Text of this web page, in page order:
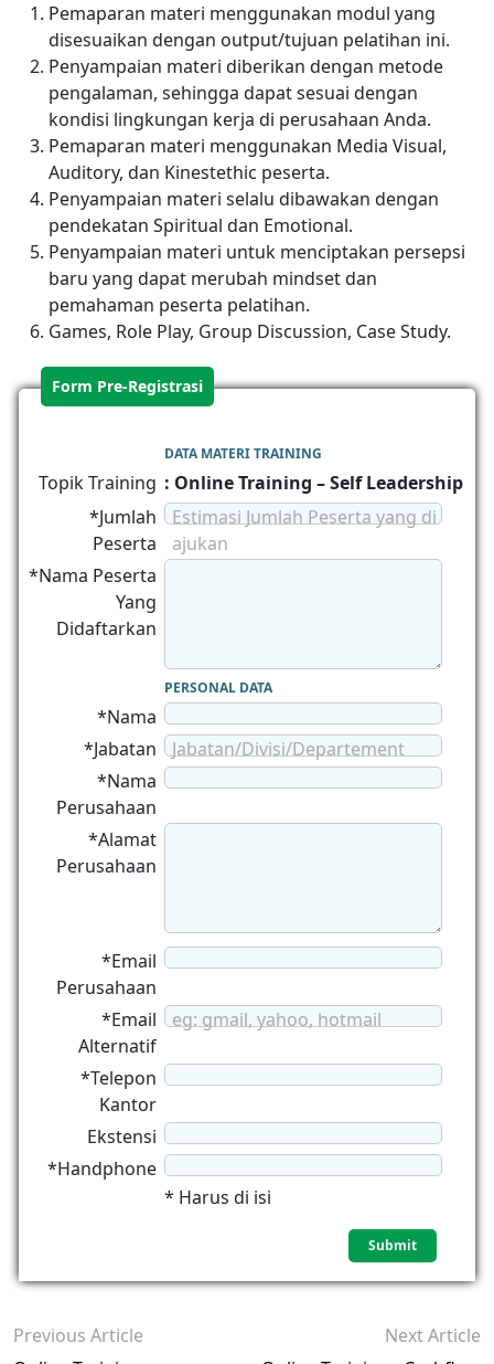
Pemaparan materi menggunakan modul yang
disesuaikan dengan output/tujuan pelatihan ini.
Penyampaian materi diberikan dengan metode
pengalaman, sehingga dapat sesuai dengan
kondisi lingkungan kerja di perusahaan Anda.
Pemaparan materi menggunakan Media Visual,
Auditory, dan Kinestethic peserta.
Penyampaian materi selalu dibawakan dengan
pendekatan Spiritual dan Emotional.
Penyampaian materi untuk menciptakan persepsi
baru yang dapat merubah mindset dan
pemahaman peserta pelatihan.
Games, Role Play, Group Discussion, Case Study.
Form Pre-Registrasi
DATA MATERI TRAINING
Topik Training : Online Training – Self Leadership
*Jumlah
Peserta
Estimasi Jumlah Peserta yang di
ajukan
*Nama Peserta
Yang
Didaftarkan
PERSONAL DATA
*Nama
*Jabatan
Jabatan/Divisi/Departement
*Nama
Perusahaan
*Alamat
Perusahaan
*Email
Perusahaan
*Email
Alternatif
eg: gmail, yahoo, hotmail
*Telepon
Kantor
Ekstensi
*Handphone
* Harus di isi
Previous Article
Next Article